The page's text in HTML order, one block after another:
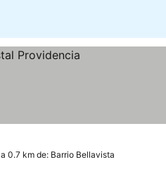
a 0.7 km de: Barrio Bellavista